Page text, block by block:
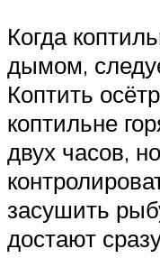
Когда
дымом,
Коптить
коптильне
двух часов,
засушить
достают